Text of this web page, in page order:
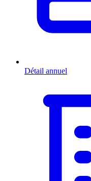
Détail annuel